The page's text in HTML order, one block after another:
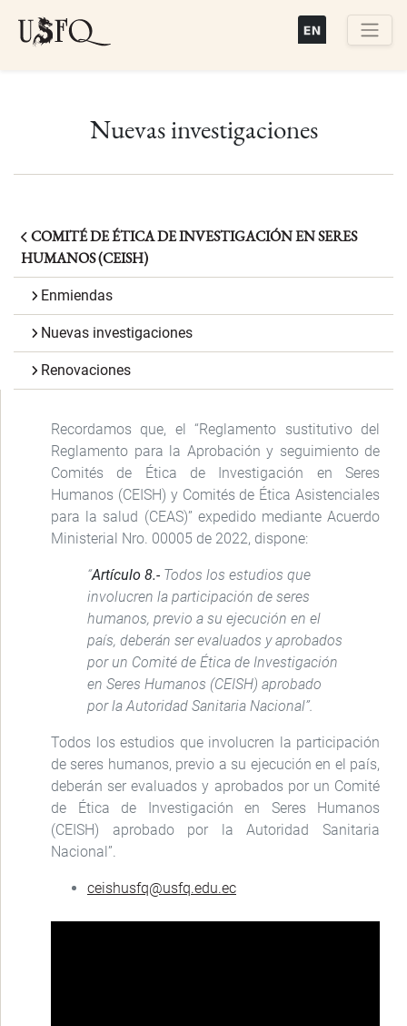
Nuevas investigaciones
COMITÉ DE ÉTICA DE INVESTIGACIÓN EN SERES
HUMANOS (CEISH)
Enmiendas
Nuevas investigaciones
Renovaciones
Recordamos que, el “Reglamento sustitutivo del
Reglamento para la Aprobación y seguimiento de
Comités de Ética de Investigación en Seres
Humanos (CEISH) y Comités de Ética Asistenciales
para la salud (CEAS)” expedido mediante Acuerdo
Ministerial Nro. 00005 de 2022, dispone:
“Artículo 8.- Todos los estudios que
involucren la participación de seres
humanos, previo a su ejecución en el
país, deberán ser evaluados y aprobados
por un Comité de Ética de Investigación
en Seres Humanos (CEISH) aprobado
por la Autoridad Sanitaria Nacional”.
Todos los estudios que involucren la participación
de seres humanos, previo a su ejecución en el país,
deberán ser evaluados y aprobados por un Comité
de Ética de Investigación en Seres Humanos
(CEISH) aprobado por la Autoridad Sanitaria
Nacional”.
ceishusfq@usfq.edu.ec